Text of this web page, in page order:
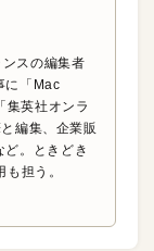
スの編集者
に「Mac
英社オンラ
編集、企業販
ど。ときどき
担う。